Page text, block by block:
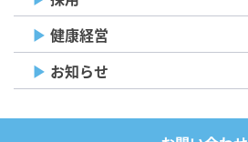
健康経営
お知らせ